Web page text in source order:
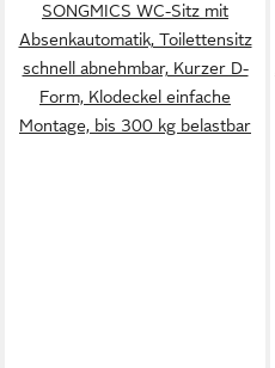
SONGMICS WC-Sitz mit
Absenkautomatik, Toilettensitz
schnell abnehmbar, Kurzer D-
Form, Klodeckel einfache
Montage, bis 300 kg belastbar